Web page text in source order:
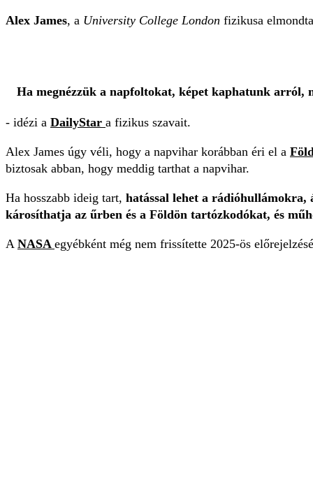
Alex James, a University College London fizikusa
Ha megnézzük a napfoltokat, képet kaphatunk arról,
- idézi a DailyStar a fizikus szavait.
Alex James úgy véli, hogy a napvihar korábban éri el a
biztosak abban, hogy meddig tarthat a napvihar.
Ha hosszabb ideig tart, hatással lehet a
károsíthatja az űrben és a Földön tartózkodókat, és
A NASA egyébként még nem frissítette 2025-ös